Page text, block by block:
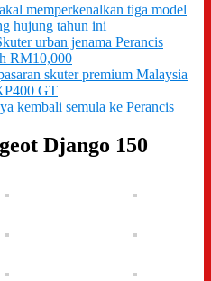
memperkenalkan tiga model
hujung tahun ini
urban jenama Perancis
RM10,000
skuter premium Malaysia
GT
kembali semula ke Perancis
Django 150